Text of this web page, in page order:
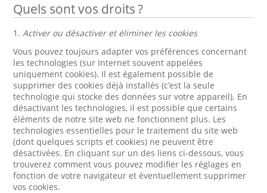
Quels sont vos droits ?
1.Activer ou désactiver et éliminer les cookies
Vous pouvez toujours adapter vos préférences concernant
les technologies (sur Internet souvent appelées
uniquement cookies). Il est également possible de
supprimer des cookies déjà installés (c’est la seule
technologie qui stocke des données sur votre appareil). En
désactivant les technologies, il est possible que certains
éléments de notre site web ne fonctionnent plus. Les
technologies essentielles pour le traitement du site web
(dont quelques scripts et cookies) ne peuvent être
désactivées. En cliquant sur un des liens ci-dessous, vous
trouverez comment vous pouvez modifier les réglages en
fonction de votre navigateur et éventuellement supprimer
vos cookies.